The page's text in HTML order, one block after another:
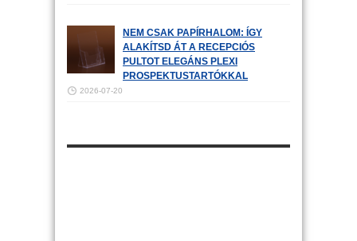
NEM CSAK PAPÍRHALOM: ÍGY
ALAKÍTSD ÁT A RECEPCIÓS
PULTOT ELEGÁNS PLEXI
PROSPEKTUSTARTÓKKAL
2026-07-20